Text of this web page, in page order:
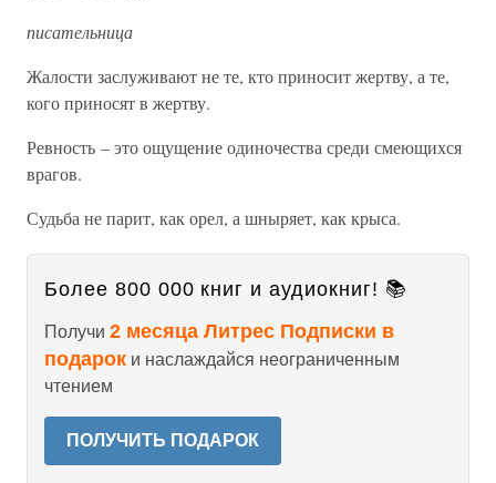
писательница
Жалости заслуживают не те, кто приносит жертву, а те,
кого приносят в жертву.
Ревность – это ощущение одиночества среди смеющихся
врагов.
Судьба не парит, как орел, а шныряет, как крыса.
Более 800 000 книг и аудиокниг! 📚
Получи 2 месяца Литрес Подписки в
подарок и наслаждайся неограниченным
чтением
ПОЛУЧИТЬ ПОДАРОК